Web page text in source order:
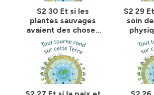
S2 30 Et si les
plantes sauvages
avaient des choses
à nous dire, avec
Laurence Robert,
herboriste et
auteure
S2 29
soin